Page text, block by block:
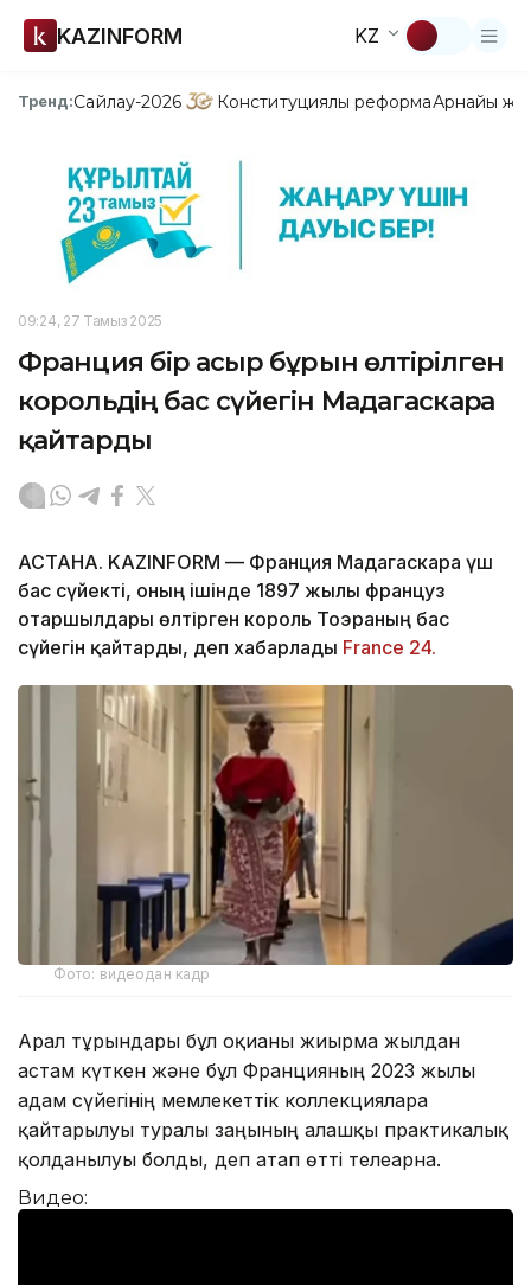
KAZINFORM KZ
Тренд:Сайлау-2026 Конституциялық реформаАрнайы
09:24, 27 Тамыз 2025
Франция бір ғасыр бұрын өлтірілген
корольдің бас сүйегін Мадагаскарға
қайтарды
АСТАНА. KAZINFORM — Франция Мадагаскарға үш
бас сүйекті, оның ішінде 1897 жылы француз
отаршылдары өлтірген король Тоэраның бас
сүйегін қайтарды, деп хабарлады France 24.
Фото: видеодан кадр
Арал тұрғындары бұл оқиғаны жиырма жылдан
астам күткен және бұл Францияның 2023 жылғы
адам сүйегінің мемлекеттік коллекцияларға
қайтарылуы туралы заңының алғашқы практикалық
қолданылуы болды, деп атап өтті телеарна.
Видео: